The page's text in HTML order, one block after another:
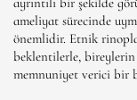
ameliyat sürecinde
önemlidir. Etnik
beklentilerle,
memnuniyet verici bir